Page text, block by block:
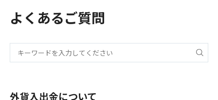
よくあるご質問
外貨入出金について